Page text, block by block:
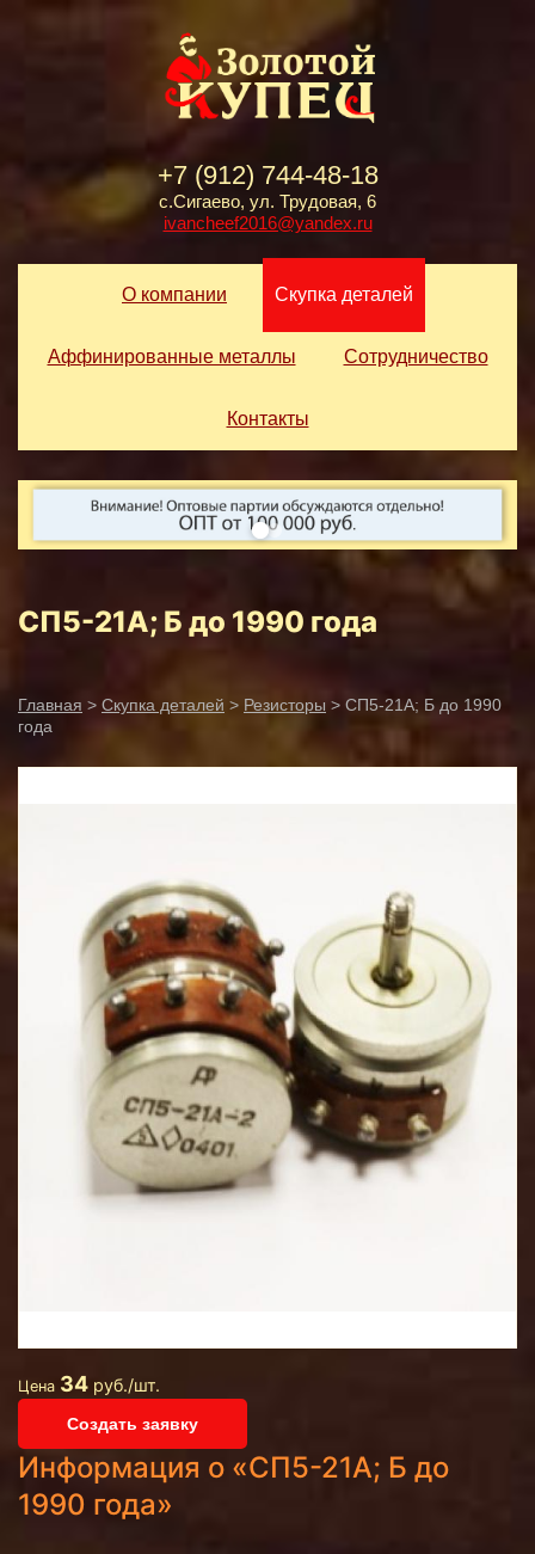
+7 (912) 744-48-18
с.Сигаево, ул. Трудовая, 6
ivancheef2016@yandex.ru
О компании Скупка деталей
Аффинированные металлы Сотрудничество
Контакты
СП5-21А; Б до 1990 года
Главная > Скупка деталей > Резисторы > СП5-21А; Б до 1990
года
Цена 34 руб./шт.
Создать заявку
Информация о «СП5-21А; Б до
1990 года»